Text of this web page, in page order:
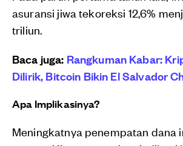
asuransi jiwa tekoreksi 12,6%
triliun.
Baca juga: Rangkuman Kabar:
Dilirik, Bitcoin Bikin El Salvador
Apa Implikasinya?
Meningkatnya penempatan dana